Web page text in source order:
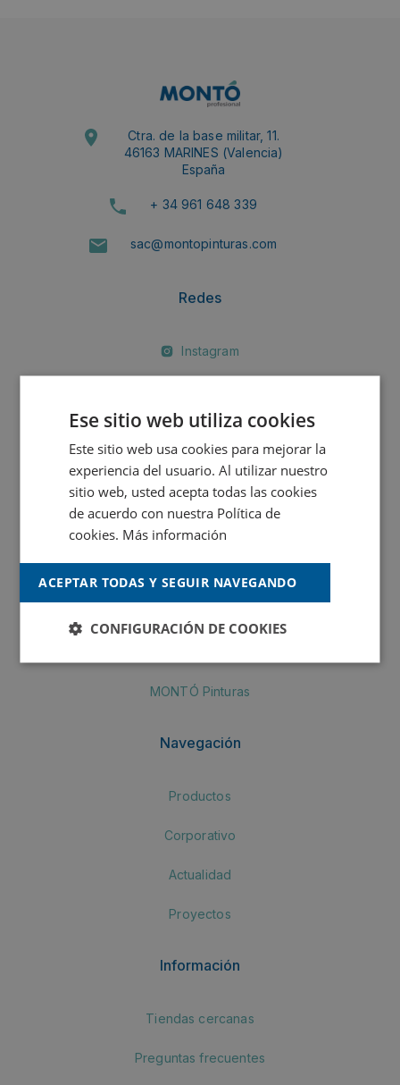
Ctra. de la base militar, 11.
46163 MARINES (Valencia)
España
+ 34 961 648 339
sac@montopinturas.com
Redes
Instagram
Facebook
Linkedin
MONTÓ
MONTÓ Pinturas
Navegación
Productos
Corporativo
Actualidad
Proyectos
Información
Tiendas cercanas
Preguntas frecuentes
Ese sitio web utiliza cookies
Este sitio web usa cookies para mejorar la
experiencia del usuario. Al utilizar nuestro
sitio web, usted acepta todas las cookies
de acuerdo con nuestra Política de
cookies. Más información
ACEPTAR TODAS Y SEGUIR NAVEGANDO
CONFIGURACIÓN DE COOKIES